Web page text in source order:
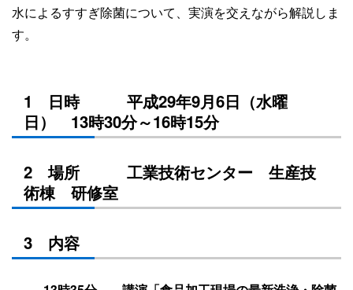
水によるすすぎ除菌について、実演を交えながら解説しま
す。
1 日時 平成29年9月6日（水曜
日） 13時30分～16時15分
2 場所 工業技術センター 生産技
術棟 研修室
3 内容